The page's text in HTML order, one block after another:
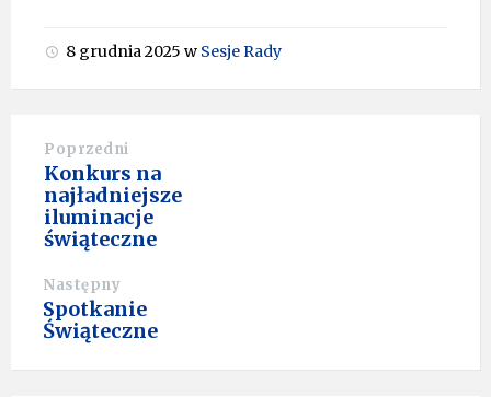
8 grudnia 2025 w Sesje Rady
Poprzedni
Konkurs na
najładniejsze
iluminacje
świąteczne
Następny
Spotkanie
Świąteczne